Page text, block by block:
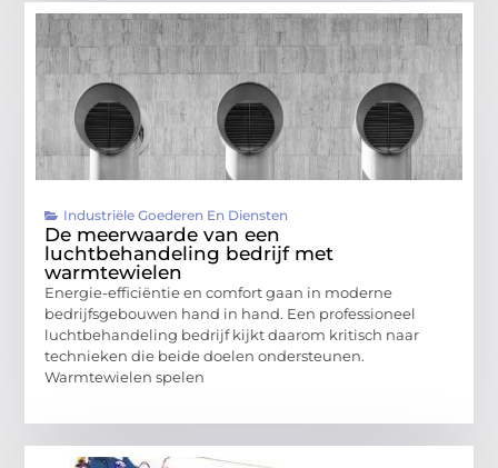
Industriële Goederen En Diensten
De meerwaarde van een
luchtbehandeling bedrijf met
warmtewielen
Energie-efficiëntie en comfort gaan in moderne
bedrijfsgebouwen hand in hand. Een professioneel
luchtbehandeling bedrijf kijkt daarom kritisch naar
technieken die beide doelen ondersteunen.
Warmtewielen spelen